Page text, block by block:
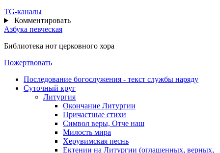
TG-каналы
Комментировать
Азбука певческая
Библиотека нот церковного хора
Пожертвовать
Последование богослужения - текст службы наряду
Суточный круг
Литургия
Окончание Литургии
Причастные стихи
Символ веры, Отче наш
Милость мира
Херувимская песнь
Ектении на Литургии (оглашенных, верных,